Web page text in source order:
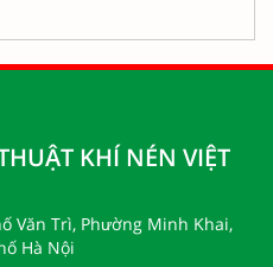
KHÍ NÉN VIỆT
Văn Trì, Phường Minh Khai,
Hà Nội